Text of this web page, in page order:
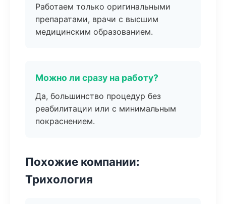
Работаем только оригинальными
препаратами, врачи с высшим
медицинским образованием.
Можно ли сразу на работу?
Да, большинство процедур без
реабилитации или с минимальным
покраснением.
Похожие компании:
Трихология